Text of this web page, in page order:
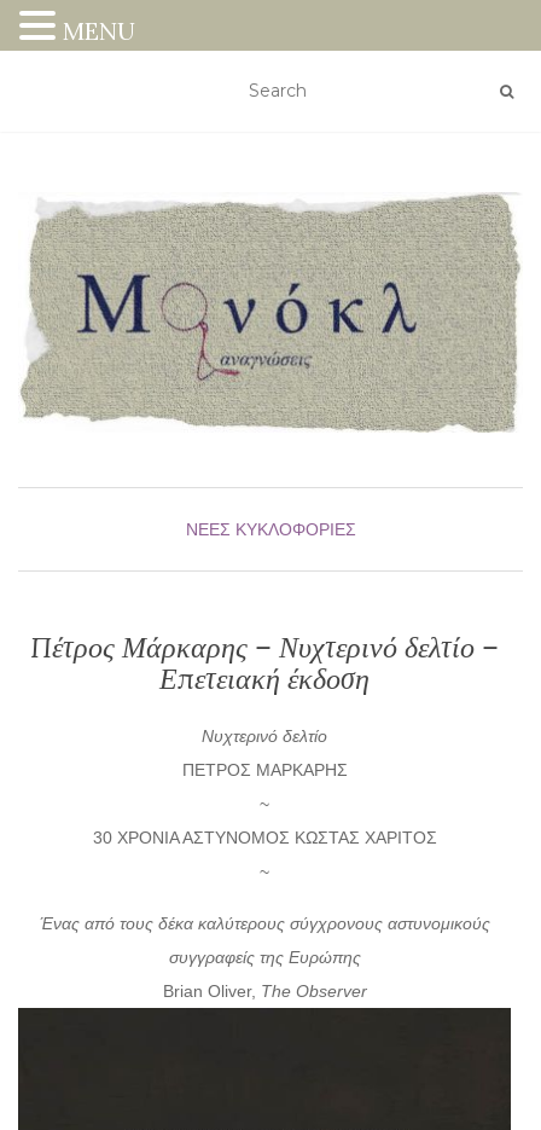
ΝΈΕΣ ΚΥΚΛΟΦΟΡΊΕΣ
Πέτρος Μάρκαρης – Νυχτερινό δελτίο –
Επετειακή έκδοση
Νυχτερινό δελτίο
ΠΕΤΡΟΣ ΜΑΡΚΑΡΗΣ
~
30 ΧΡΟΝΙΑ ΑΣΤΥΝΟΜΟΣ ΚΩΣΤΑΣ ΧΑΡΙΤΟΣ
~
Ένας από τους δέκα καλύτερους σύγχρονους αστυνομικούς
συγγραφείς της Ευρώπης
Brian Oliver, The Observer
MENU